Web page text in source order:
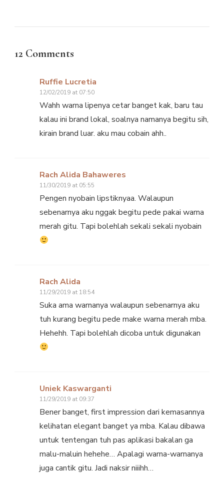
12 Comments
Ruffie Lucretia
12/02/2019 at 07:50
Wahh warna lipenya cetar banget kak, baru tau
kalau ini brand lokal, soalnya namanya begitu sih,
kirain brand luar. aku mau cobain ahh..
Rach Alida Bahaweres
11/30/2019 at 05:55
Pengen nyobain lipstiknyaa. Walaupun
sebenarnya aku nggak begitu pede pakai warna
merah gitu. Tapi bolehlah sekali sekali nyobain
Rach Alida
11/29/2019 at 18:54
Suka ama warnanya walaupun sebenarnya aku
tuh kurang begitu pede make warna merah mba.
Hehehh. Tapi bolehlah dicoba untuk digunakan
Uniek Kaswarganti
11/29/2019 at 09:37
Bener banget, first impression dari kemasannya
kelihatan elegant banget ya mba. Kalau dibawa
untuk tentengan tuh pas aplikasi bakalan ga
malu-maluin hehehe… Apalagi warna-warnanya
juga cantik gitu. Jadi naksir niiihh…